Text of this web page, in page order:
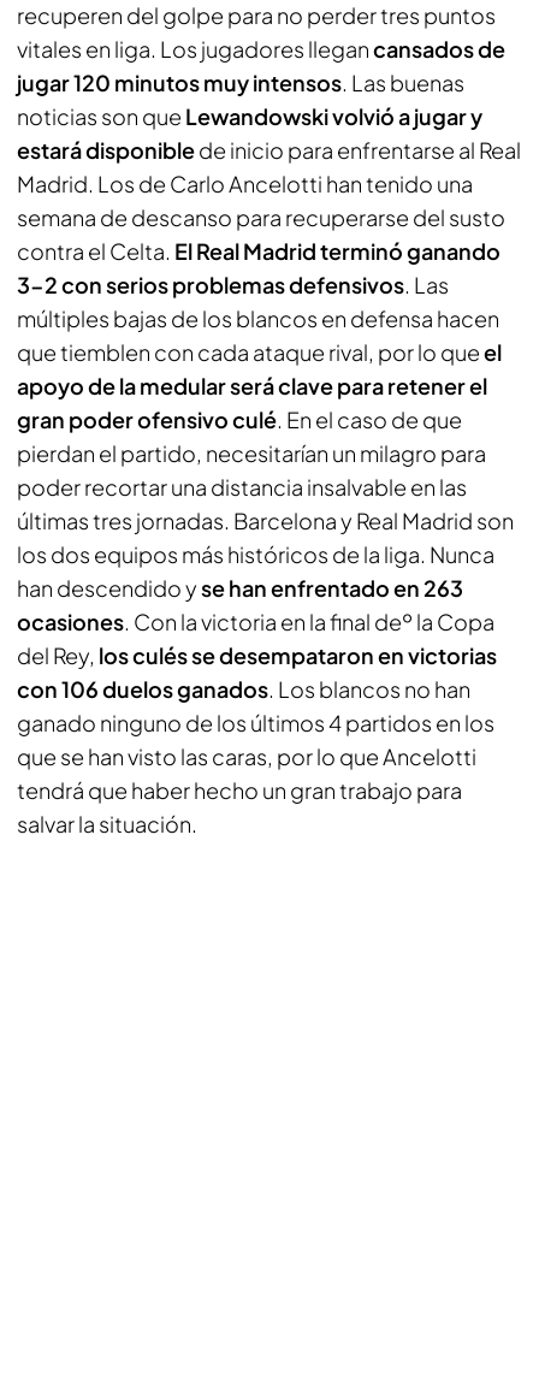
recuperen del golpe para no perder tres puntos
vitales en liga. Los jugadores llegancansados de
jugar 120 minutos muy intensos. Las buenas
noticias son que Lewandowski volvió a jugar y
estará disponiblede inicio para enfrentarse al Real
Madrid. Los de Carlo Ancelotti han tenido una
semana de descanso para recuperarse del susto
contra el Celta. El Real Madrid terminó ganando
3-2 con serios problemas defensivos. Las
múltiples bajas de los blancos en defensa hacen
que tiemblen con cada ataque rival, por lo queel
apoyo de la medular será clave para retener el
gran poder ofensivo culé. En el caso de que
pierdan el partido, necesitarían un milagro para
poder recortar una distancia insalvable en las
últimas tres jornadas. Barcelona y Real Madrid son
los dos equipos más históricos de la liga. Nunca
han descendido yse han enfrentado en 263
ocasiones. Con la victoria en la final deº la Copa
del Rey, los culés se desempataron en victorias
con 106 duelos ganados. Los blancos no han
ganado ninguno de los últimos 4 partidos en los
que se han visto las caras, por lo que Ancelotti
tendrá que haber hecho un gran trabajo para
salvar la situación.